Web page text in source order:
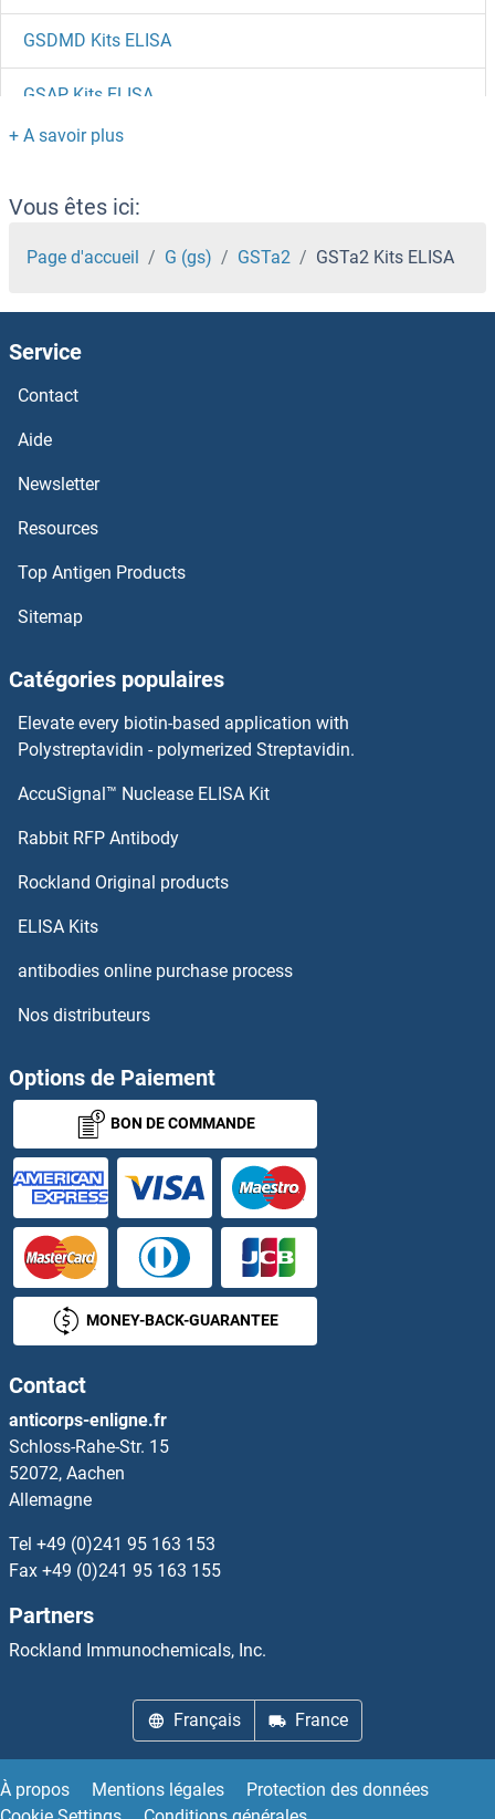
GSDMD Kits ELISA
GSAP Kits ELISA
GRWD1 Kits ELISA
GRSF1 Kits ELISA
GRPR Kits ELISA
GRP94 Kits ELISA
GRP78 Kits ELISA
Growth Hormone Receptor Kits ELISA
Growth Hormone 2 Kits ELISA
Growth Hormone 1 Kits ELISA
GRO gamma Kits ELISA
GRM8 Kits ELISA
GRM7 Kits ELISA
GSTa5 Kits ELISA
GSTK1 Kits ELISA
GSTM2 Kits ELISA
GSTM3 Kits ELISA
GSTO1 Kits ELISA
GSTP1 Kits ELISA
GSTT1 Kits ELISA
GSTT2 Kits ELISA
GSTZ1 Kits ELISA
GTDC1 Kits ELISA
GTF2A1 Kits ELISA
GTF2A1 Kits ELISA
GTF2B Kits ELISA
GTF2H1 Kits ELISA
Vous êtes ici:
Page d'accueil G (gs) GSTa2 GSTa2 Kits ELISA
Service
Contact
Aide
Newsletter
Resources
Top Antigen Products
Sitemap
Catégories populaires
Elevate every biotin-based application with
Polystreptavidin - polymerized Streptavidin.
AccuSignal™ Nuclease ELISA Kit
Rabbit RFP Antibody
Rockland Original products
ELISA Kits
antibodies online purchase process
Nos distributeurs
Options de Paiement
BON DE COMMANDE
MONEY-BACK-GUARANTEE
Contact
anticorps-enligne.fr
Schloss-Rahe-Str. 15
52072, Aachen
Allemagne
Tel +49 (0)241 95 163 153
Fax +49 (0)241 95 163 155
Partners
Rockland Immunochemicals, Inc.
Français France
À propos Mentions légales
Protection des données